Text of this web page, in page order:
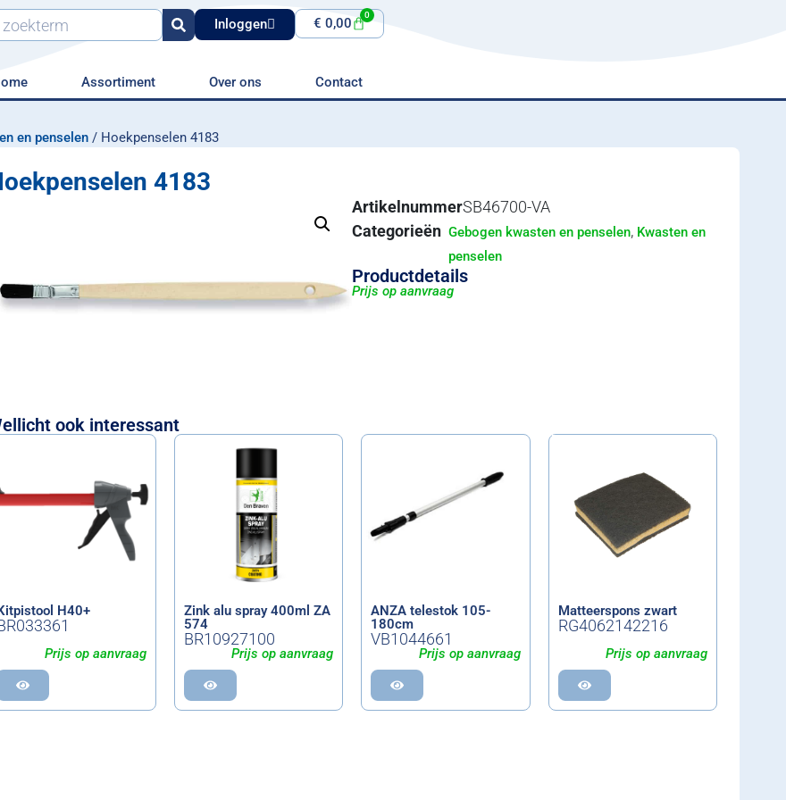
Inloggen € 0,00
0
Assortiment Over ons Contact
en penselen / Hoekpenselen 4183
4183
ArtikelnummerSB46700-VA
Categorieën Gebogen kwasten en penselen, Kwasten en
penselen
Productdetails
Prijs op aanvraag
ook interessant
H40+
Prijs op aanvraag
Zink alu spray 400ml ZA
574
BR10927100
Prijs op aanvraag
ANZA telestok 105-
180cm
VB1044661
Prijs op aanvraag
Matteerspons zwart
RG4062142216
Prijs op aanvraag